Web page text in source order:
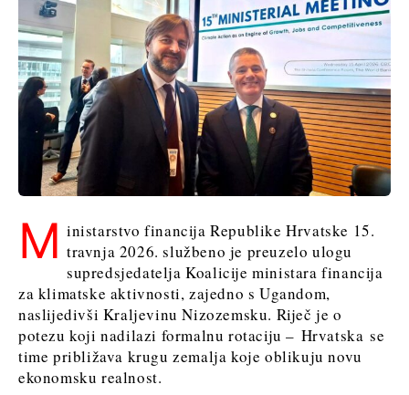
Sjeverna
Makedonija
Srbija
Slovenija
Business &
Economy
priče
Imenovanja
Poljoprivreda
Industrija
Građevinarstvo
Energetika
Okoliš
Financije
Slovenija
Business &
Economy
Poslovne
priče
Poljoprivreda
Industrija
Građevinarstvo
Energetika
Okoliš
Financije
FMCG
M inistarstvo financija Republike Hrvatske 15.
travnja 2026. službeno je preuzelo ulogu
supredsjedatelja Koalicije ministara financija
za klimatske aktivnosti, zajedno s Ugandom,
naslijedivši Kraljevinu Nizozemsku. Riječ je o
potezu koji nadilazi formalnu rotaciju – Hrvatska se
time približava krugu zemalja koje oblikuju novu
ekonomsku realnost.